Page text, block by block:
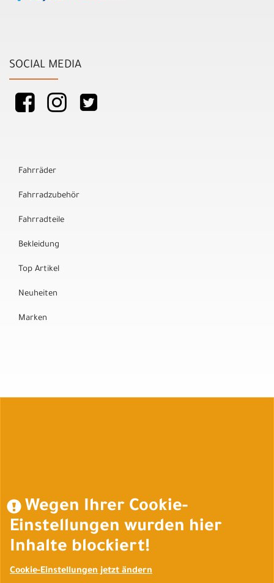
SOCIAL MEDIA
Fahrräder
Fahrradzubehör
Fahrradteile
Bekleidung
Top Artikel
Neuheiten
Marken
Wegen Ihrer Cookie-
Einstellungen wurden hier
Inhalte blockiert!
Cookie-Einstellungen jetzt ändern